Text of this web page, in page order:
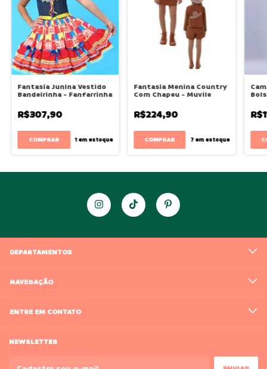
Fantasia Junina Vestido
Bandeirinha - Fanfarrinha
R$307,90
COMPRAR 1em estoque
Fantasia Menina Country
Com Chapeu - Muvile
R$224,90
COMPRAR 7em estoque
DEPARTAMENTOS
NAVEGAÇÃO
ENTRE EM CONTATO
NEWSLETTER